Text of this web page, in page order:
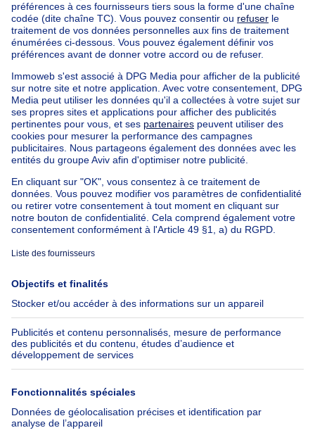
Manoir à vendre Berchem-Ste-Agathe
Immeuble à appartements à vendre
Maison Bel-étage à vendre
Bien exceptionnel à vendre
Ferme à vendre
Bungalow à vendre
Chalet à vendre
Château à vendre
Maison de campagne à vendre
Immeuble mixte à vendre
Autres biens à vendre
Manoir à vendre
Nos maisons hors de la Belgique
Maison à vendre France
Maison à vendre Espagne
Maison à vendre Italie
Maison à vendre Luxembourg
Maison à vendre Pays-bas
À propos
Immoweb
Presse
Emplois
Groupe Axel Springer
SeLoger.com
Immowelt.de
Outils
Belfius
Assurances
Check-list déménagement
Aide
FAQ
Suivez-nous